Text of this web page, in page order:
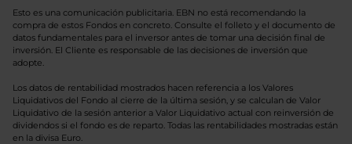
Esto es una comunicación publicitaria. EBN no está recomendando la
compra de estos Fondos en concreto. Consulte el folleto y el documento de
datos fundamentales para el inversor antes de tomar una decisión final de
inversión. El Cliente es responsable de las decisiones de inversión que
adopte.
Los datos de rentabilidad mostrados hacen referencia a los Valores
Liquidativos del Fondo al cierre de la última sesión, y se calculan de Valor
Liquidativo de la sesión anterior a Valor Liquidativo actual con reinversión de
dividendos si el fondo es de reparto. Todas las rentabilidades mostradas están
en la divisa Euro.